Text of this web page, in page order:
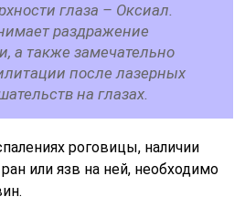
глаза – Оксиал.
раздражение
а также замечательно
после лазерных
на глазах.
роговицы, наличии
или язв на ней, необходимо